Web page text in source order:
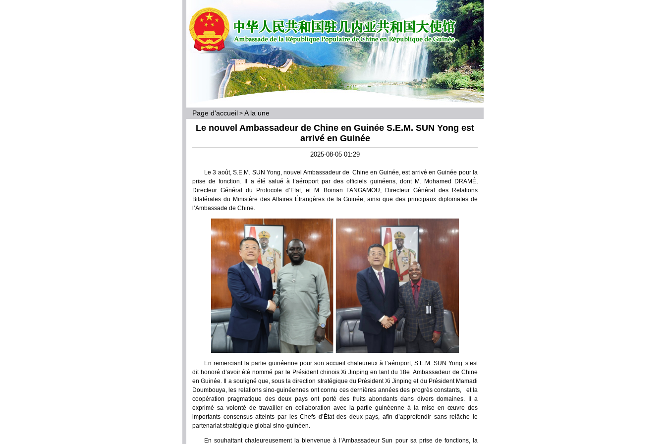
Page d'accueil > A la une
Le nouvel Ambassadeur de Chine en Guinée S.E.M. SUN Yong est
arrivé en Guinée
2025-08-05 01:29
Le 3 août, S.E.M. SUN Yong, nouvel Ambassadeur de Chine en Guinée, est arrivé en Guinée pour la
prise de fonction. Il a été salué à l’aéroport par des officiels guinéens, dont M. Mohamed DRAMÉ,
Directeur Général du Protocole d’Etat, et M. Boinan FANGAMOU, Directeur Général des Relations
Bilatérales du Ministère des Affaires Étrangères de la Guinée, ainsi que des principaux diplomates de
l’Ambassade de Chine.
En remerciant la partie guinéenne pour son accueil chaleureux à l’aéroport, S.E.M. SUN Yong s’est
dit honoré d’avoir été nommé par le Président chinois Xi Jinping en tant du 18e Ambassadeur de Chine
en Guinée. Il a souligné que, sous la direction stratégique du Président Xi Jinping et du Président Mamadi
Doumbouya, les relations sino-guinéennes ont connu ces dernières années des progrès constants, et la
coopération pragmatique des deux pays ont porté des fruits abondants dans divers domaines. Il a
exprimé sa volonté de travailler en collaboration avec la partie guinéenne à la mise en œuvre des
importants consensus atteints par les Chefs d’État des deux pays, afin d’approfondir sans relâche le
partenariat stratégique global sino-guinéen.
En souhaitant chaleureusement la bienvenue à l’Ambassadeur Sun pour sa prise de fonctions, la